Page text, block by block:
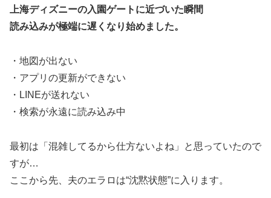
上海ディズニーの入園ゲートに近づいた瞬間
読み込みが極端に遅くなり始めました。
・地図が出ない
・アプリの更新ができない
・LINEが送れない
・検索が永遠に読み込み中
最初は「混雑してるから仕方ないよね」と思っていたので
すが…
ここから先、夫のエラロは“沈黙状態”に入ります。